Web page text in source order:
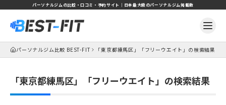
パーソナルジムの比較・口コミ・予約サイト｜日本最大級のパーソナルジム掲載数
パーソナルジム比較 BEST-FIT 「東京都練馬区」「フリーウエイト」の検索結果
「東京都練馬区」「フリーウエイト」の検索結果